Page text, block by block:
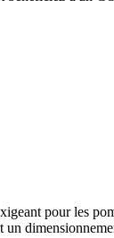
pour les